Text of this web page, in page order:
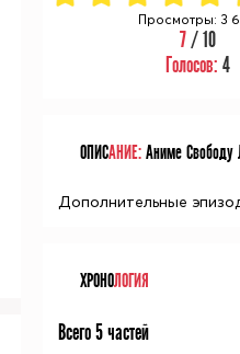
Просмотры: 3
7/ 10
Голосов:4
ОПИСАНИЕ:Аниме Свободу
Дополнительные
ХРОНОЛОГИЯ
Всего 5 частей